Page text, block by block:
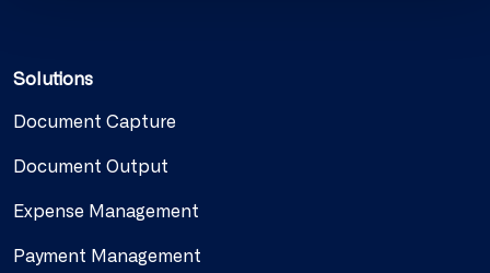
Solutions
Document Capture
Document Output
Expense Management
Payment Management